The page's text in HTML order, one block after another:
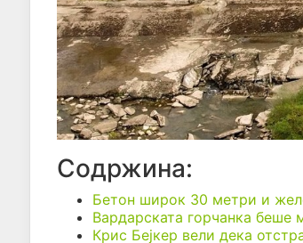
Содржина:
Бетон широк 30 метри и
Вардарската горчанка беше
Крис Бејкер вели дека